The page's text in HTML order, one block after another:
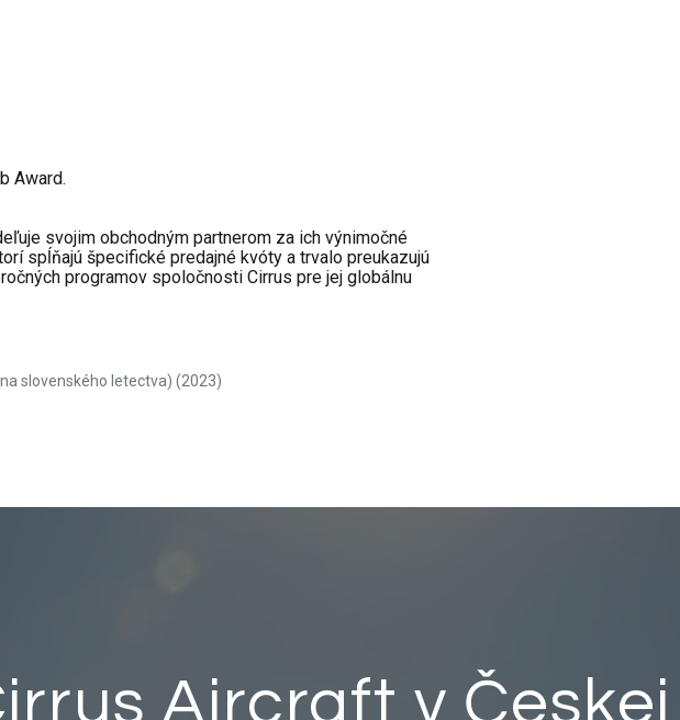
Award.
svojim obchodným partnerom za ich výnimočné
spĺňajú špecifické predajné kvóty a trvalo preukazujú
programov spoločnosti Cirrus pre jej globálnu
slovenského letectva) (2023)
Aircraft v Českej